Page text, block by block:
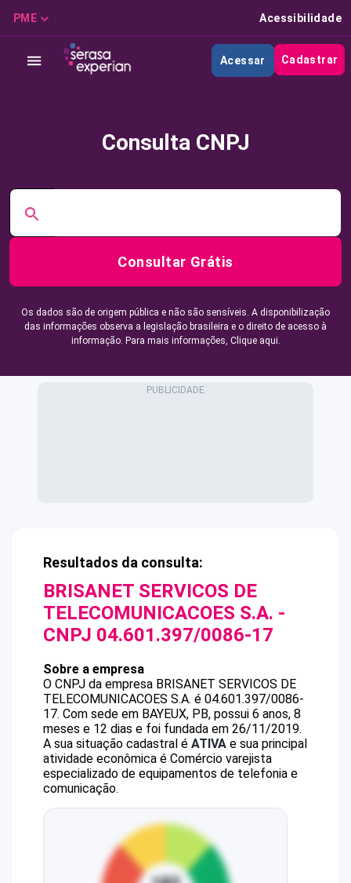
PME Acessibilidade
Acessar Cadastrar
Consulta CNPJ
Consultar Grátis
Os dados são de origem pública e não são sensíveis. A disponibilização
das informações observa a legislação brasileira e o direito de acesso à
informação. Para mais informações, Clique aqui.
Resultados da consulta:
BRISANET SERVICOS DE
TELECOMUNICACOES S.A. -
CNPJ 04.601.397/0086-17
Sobre a empresa
O CNPJ da empresa BRISANET SERVICOS DE
TELECOMUNICACOES S.A. é 04.601.397/0086-
17. Com sede em BAYEUX, PB, possui 6 anos, 8
meses e 12 dias e foi fundada em 26/11/2019.
A sua situação cadastral é ATIVA e sua principal
atividade econômica é Comércio varejista
especializado de equipamentos de telefonia e
comunicação.